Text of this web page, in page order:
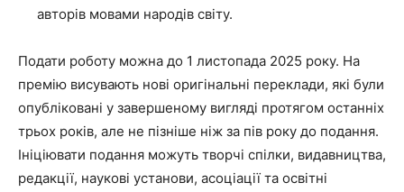
авторів мовами народів світу.
Подати роботу можна до 1 листопада 2025 року. На
премію висувають нові оригінальні переклади, які були
опубліковані у завершеному вигляді протягом останніх
трьох років, але не пізніше ніж за пів року до подання.
Ініціювати подання можуть творчі спілки, видавництва,
редакції, наукові установи, асоціації та освітні